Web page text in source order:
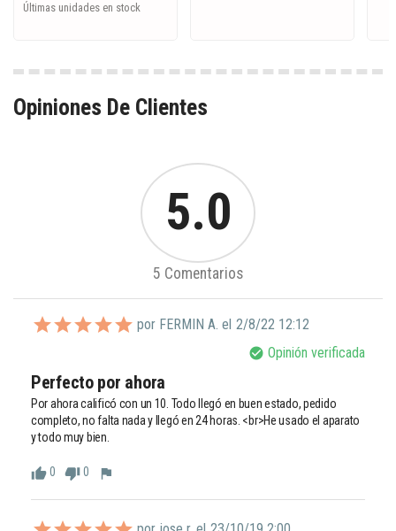
Últimas unidades en stock
Opiniones De Clientes
5.0
5 Comentarios
por FERMIN A. el 2/8/22 12:12
check_circle Opinión verificada
Perfecto por ahora
Por ahora calificó con un 10. Todo llegó en buen estado, pedido
completo, no falta nada y llegó en 24 horas. <br>He usado el aparato
y todo muy bien.
thumb_up0 thumb_down0 flag